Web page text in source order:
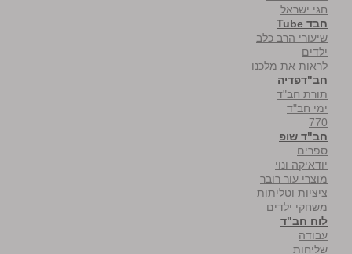
חגי ישראל
חבד Tube
שיעורי הרב כלב
ילדים
לראות את מלכנו
חב"דפדיה
תורת חב"ד
ימי חב"ד
770
חב"ד שופ
ספרים
יודאיקה ונוי
מוצרי עור רובר
ציציות וטליתות
משחקי ילדים
לוח חב"ד
עבודה
שליחות